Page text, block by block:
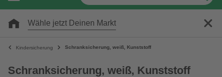
Wähle jetzt Deinen Markt
Kindersicherung Schranksicherung, weiß, Kunststoff
Schranksicherung, weiß, Kunststoff